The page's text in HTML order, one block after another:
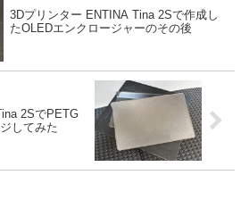
3Dプリンター ENTINA Tina 2Sで作成し
たOLEDエンクロージャーのその後
2SでPETG
してみた